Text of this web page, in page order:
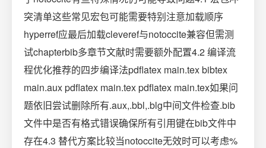
突清单这些常见宏包可能需要特别注意加载顺序
hyperref应最后加载cleveref与notoccite兼容但需测
试chapterbib多章节文献时需要额外配置4.2 编译流
程优化推荐的四步编译法pdflatex main.tex bibtex
main.aux pdflatex main.tex pdflatex main.tex如果问
题依旧尝试删除所有.aux,.bbl,.blg中间文件检查.bib
文件中是否有格式错误确保所有引用键在bib文件中
存在4.3 替代方案比较当notoccite无效时可以考虑%